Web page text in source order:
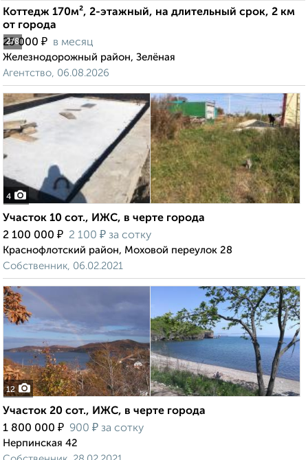
2/8
Коттедж 170м², 2-этажный, на длительный срок, 2 км
от города
25 000 ₽ в месяц
Железнодорожный район, Зелёная
Агентство, 06.08.2026
4
Участок 10 сот., ИЖС, в черте города
2 100 000 ₽ 2 100 ₽ за сотку
Краснофлотский район, Моховой переулок 28
Собственник, 06.02.2021
12
Участок 20 сот., ИЖС, в черте города
1 800 000 ₽ 900 ₽ за сотку
Нерпинская 42